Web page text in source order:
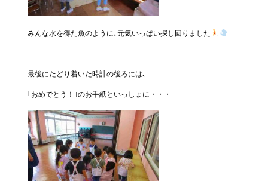
みんな水を得た魚のように､元気いっぱい探し回りました
最後にたどり着いた時計の後ろには､
｢おめでとう！｣のお手紙といっしょに・・・